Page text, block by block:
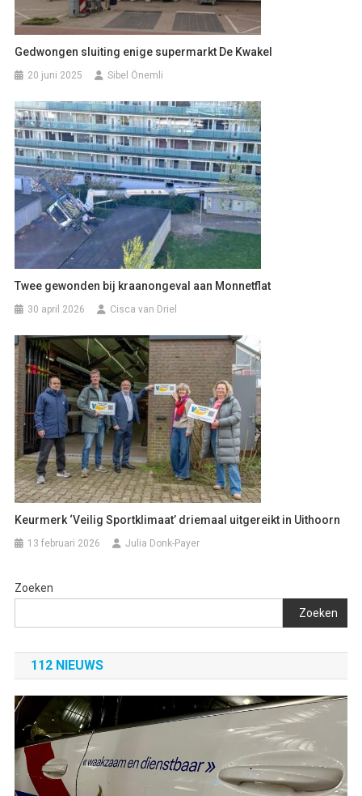
Gedwongen sluiting enige supermarkt De Kwakel
20 juni 2025 Sibel Önemli
Twee gewonden bij kraanongeval aan Monnetflat
30 april 2026 Cisca van Driel
Keurmerk ‘Veilig Sportklimaat’ driemaal uitgereikt in Uithoorn
13 februari 2026 Julia Donk-Payer
Zoeken
Zoeken
112 NIEUWS